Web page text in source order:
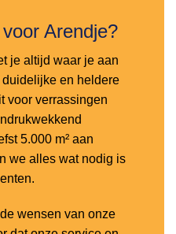
Arendje?
je altijd waar je aan
en heldere
voor verrassingen
5.000 m² aan
we alles wat nodig is
wensen van onze